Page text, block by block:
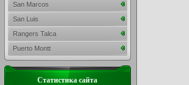
San Marcos
San Luis
Rangers Talca
Puerto Montt
Статистика сайта